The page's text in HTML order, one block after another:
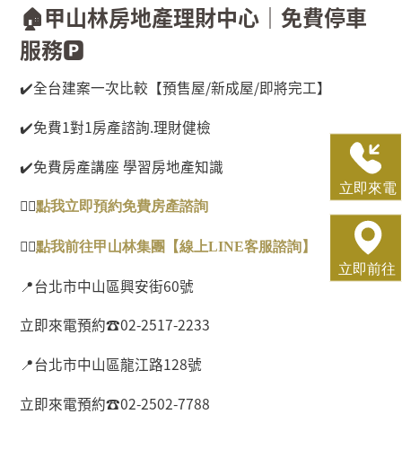
🏠甲山林房地產理財中心｜免費停車
服務🅿️
✔️全台建案一次比較【預售屋/新成屋/即將完工】
✔️免費1對1房產諮詢.理財健檢
✔️免費房產講座 學習房地產知識
👉🏻點我立即預約免費房產諮詢
👉🏻點我前往甲山林集團【線 上LINE客服諮詢】
📍台北市中山區興安街60號
立即來電預約☎02-2517-2233
📍台北市中山區龍江路128號
立即來電預約☎02-2502-7788